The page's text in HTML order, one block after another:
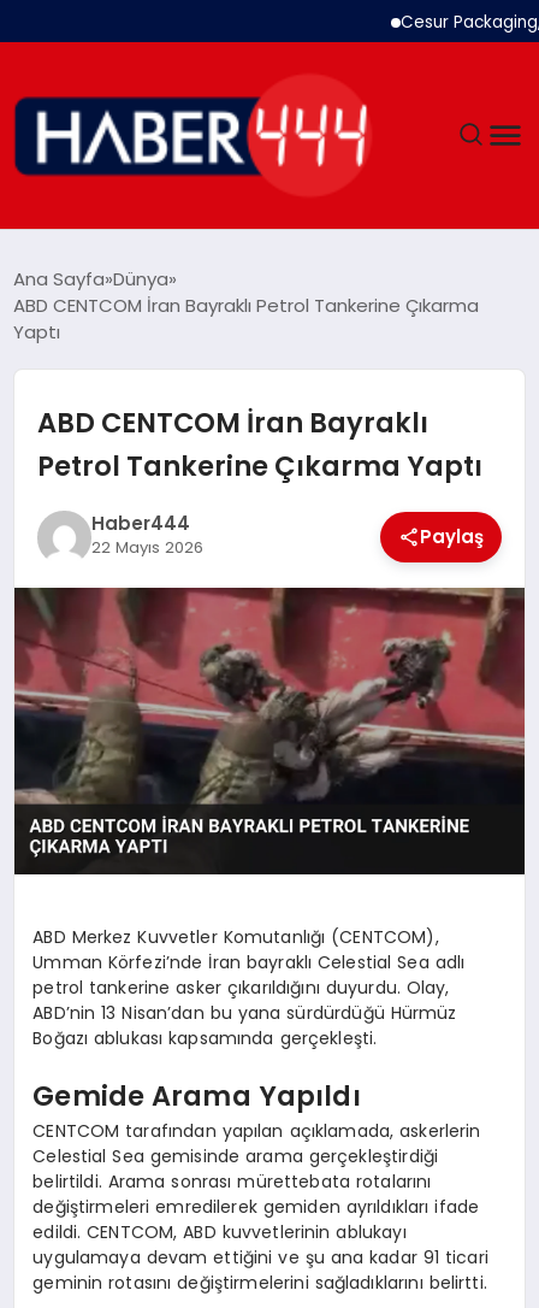
Cesur Packaging,
SIYASET
SPOR
MAGAZIN
EGITIM
YAŞAM
Ana Sayfa Dünya
ABD CENTCOM İran Bayraklı Petrol Tankerine Çıkarma
Yaptı
ABD CENTCOM İran Bayraklı
Petrol Tankerine Çıkarma Yaptı
Haber444
22 Mayıs 2026 Paylaş
ABD Merkez Kuvvetler Komutanlığı (CENTCOM),
Umman Körfezi’nde İran bayraklı Celestial Sea adlı
petrol tankerine asker çıkarıldığını duyurdu. Olay,
ABD’nin 13 Nisan’dan bu yana sürdürdüğü Hürmüz
Boğazı ablukası kapsamında gerçekleşti.
Gemide Arama Yapıldı
CENTCOM tarafından yapılan açıklamada, askerlerin
Celestial Sea gemisinde arama gerçekleştirdiği
belirtildi. Arama sonrası mürettebata rotalarını
değiştirmeleri emredilerek gemiden ayrıldıkları ifade
edildi. CENTCOM, ABD kuvvetlerinin ablukayı
uygulamaya devam ettiğini ve şu ana kadar 91 ticari
geminin rotasını değiştirmelerini sağladıklarını belirtti.